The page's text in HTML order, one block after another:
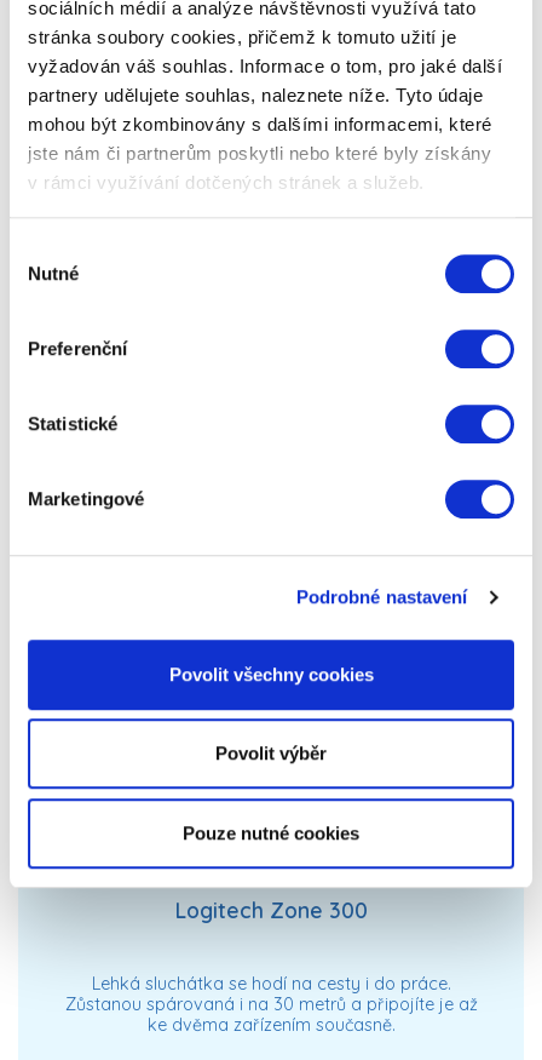
sociálních médií a analýze návštěvnosti využívá tato
stránka soubory cookies, přičemž k tomuto užití je
vyžadován váš souhlas. Informace o tom, pro jaké další
partnery udělujete souhlas, naleznete níže. Tyto údaje
mohou být zkombinovány s dalšími informacemi, které
jste nám či partnerům poskytli nebo které byly získány
v rámci využívání dotčených stránek a služeb.
souhlasu
Nutné
Preferenční
Statistické
Marketingové
Podrobné nastavení
Povolit všechny cookies
Povolit výběr
Pouze nutné cookies
Sluchátka pro nejnáročnější nabídnou křišťálově
Logitech Zone 300
Lehká sluchátka se hodí na cesty i do práce.
Zůstanou spárovaná i na 30 metrů a připojíte je až
ke dvěma zařízením současně.